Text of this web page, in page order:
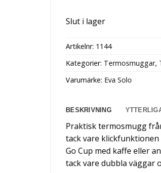
Slut i lager
Artikelnr: 1144
Kategorier: Termosmuggar,
Varumärke: Eva Solo
BESKRIVNING
Praktisk termosmugg
tack vare klickfunktionen
Go Cup med kaffe eller
tack vare dubbla väggar